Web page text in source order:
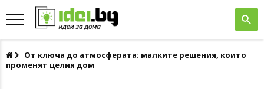
От ключа до атмосферата: малките решения, които
променят целия дом